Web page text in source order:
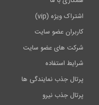
اشتراک ویژه (vip)
کاربران عضو سایت
شرکت های عضو سایت
شرایط استفاده
پرتال جذب نمایندگی ها
پرتال جذب نیرو